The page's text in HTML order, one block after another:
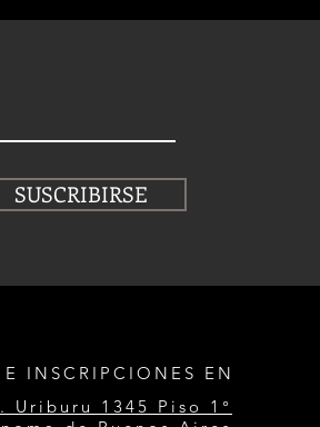
SUSCRIBIRSE
E INSCRIPCIONES EN
Uriburu 1345 Piso 1°